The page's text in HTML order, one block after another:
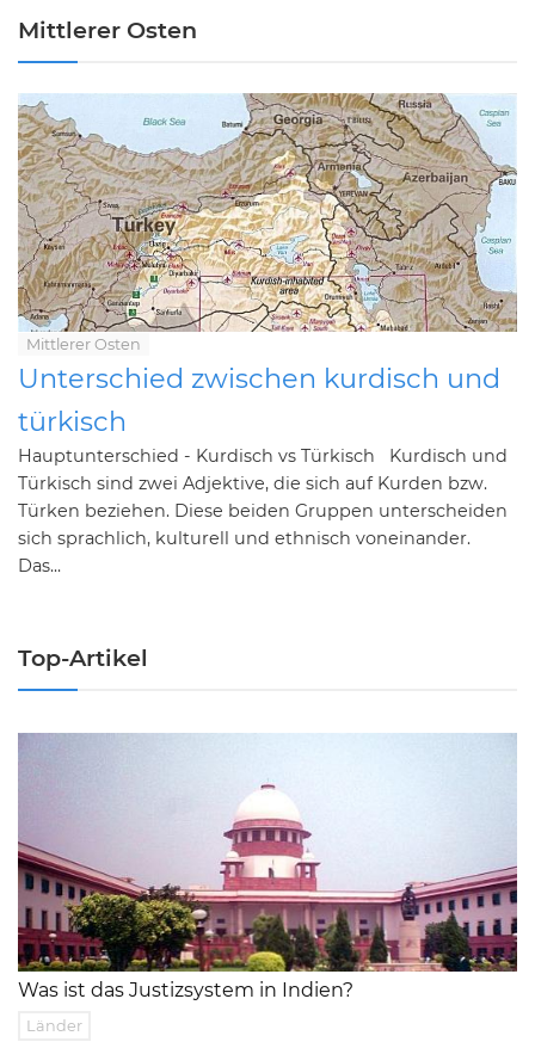
Mittlerer Osten
Mittlerer Osten
Unterschied zwischen kurdisch und
türkisch
Hauptunterschied - Kurdisch vs Türkisch Kurdisch und
Türkisch sind zwei Adjektive, die sich auf Kurden bzw.
Türken beziehen. Diese beiden Gruppen unterscheiden
sich sprachlich, kulturell und ethnisch voneinander.
Das...
Top-Artikel
Was ist das Justizsystem in Indien?
Länder